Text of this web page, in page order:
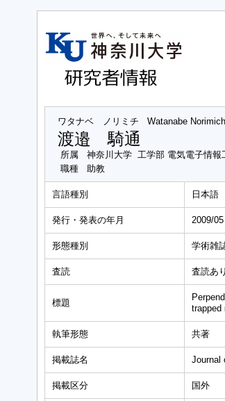
ワタナベ ノリミチ Watanabe
渡邉 騎通
所属
神奈川大学 工学部 電気電子情報
職種
助教
言語種別 日本語
発行・発表の年月 2009/05
形態種別 学術雑
査読 査読あり
標題
trapped
執筆形態 共著
掲載誌名 Journal
掲載区分 国外